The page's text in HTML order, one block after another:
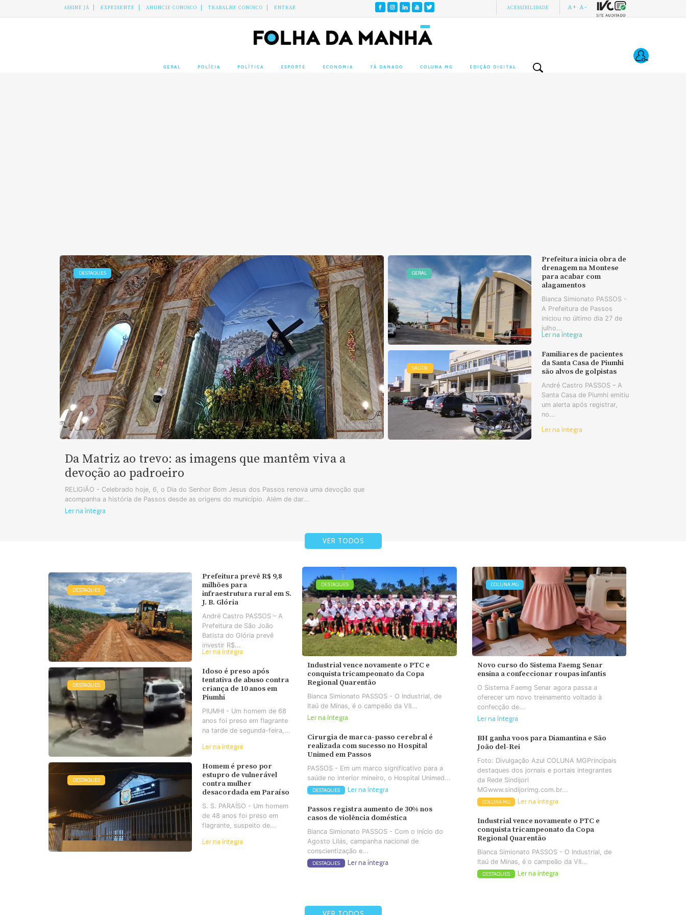
ASSINE JÁ EXPEDIENTE ANUNCIE CONOSCO TRABALHE CONOSCO ENTRAR ACESSIBILIDADE A+ A-
GERAL POLÍCIA POLÍTICA ESPORTE ECONOMIA TÁ DANADO COLUNA MG EDIÇÃO DIGITAL
DESTAQUES
Da Matriz ao trevo: as imagens que mantêm viva a
devoção ao padroeiro
RELIGIÃO - Celebrado hoje, 6, o Dia do Senhor Bom Jesus dos Passos renova uma devoção que
acompanha a história de Passos desde as origens do município. Além de dar...
Ler na íntegra
GERAL
Prefeitura inicia obra de
drenagem na Montese
para acabar com
alagamentos
Bianca Simionato PASSOS -
A Prefeitura de Passos
iniciou no último dia 27 de
julho...
Ler na íntegra
SAÚDE
Familiares de pacientes
da Santa Casa de Piumhi
são alvos de golpistas
André Castro PASSOS – A
Santa Casa de Piumhi emitiu
um alerta após registrar,
no...
Ler na íntegra
VER TODOS
DESTAQUES
Prefeitura prevê R$ 9,8
milhões para
infraestrutura rural em S.
J. B. Glória
André Castro PASSOS – A
Prefeitura de São João
Batista do Glória prevê
investir R$...
Ler na íntegra
DESTAQUES
Idoso é preso após
tentativa de abuso contra
criança de 10 anos em
Piumhi
PIUMHI - Um homem de 68
anos foi preso em flagrante
na tarde de segunda-feira,...
Ler na íntegra
DESTAQUES
Homem é preso por
estupro de vulnerável
contra mulher
desacordada em Paraíso
S. S. PARAÍSO - Um homem
de 48 anos foi preso em
flagrante, suspeito de...
Ler na íntegra
DESTAQUES
Industrial vence novamente o PTC e
conquista tricampeonato da Copa
Regional Quarentão
Bianca Simionato PASSOS - O Industrial, de
Itaú de Minas, é o campeão da VII...
Ler na íntegra
Cirurgia de marca-passo cerebral é
realizada com sucesso no Hospital
Unimed em Passos
PASSOS - Em um marco significativo para a
saúde no interior mineiro, o Hospital Unimed...
DESTAQUES Ler na íntegra
Passos registra aumento de 30% nos
casos de violência doméstica
Bianca Simionato PASSOS - Com o início do
Agosto Lilás, campanha nacional de
conscientização e...
DESTAQUES Ler na íntegra
COLUNA MG
Novo curso do Sistema Faemg Senar
ensina a confeccionar roupas infantis
O Sistema Faemg Senar agora passa a
oferecer um novo treinamento voltado à
confecção de...
Ler na íntegra
BH ganha voos para Diamantina e São
João del-Rei
Foto: Divulgação Azul COLUNA MGPrincipais
destaques dos jornais e portais integrantes
da Rede Sindijori
MGwww.sindijorimg.com.br...
COLUNA MG Ler na íntegra
Industrial vence novamente o PTC e
conquista tricampeonato da Copa
Regional Quarentão
Bianca Simionato PASSOS - O Industrial, de
Itaú de Minas, é o campeão da VII...
DESTAQUES Ler na íntegra